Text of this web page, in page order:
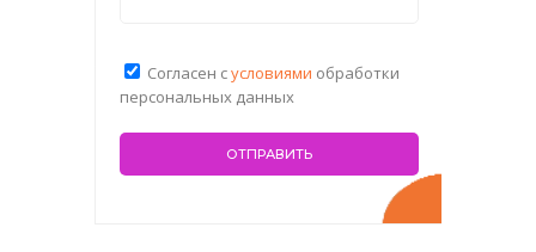
Согласен сусловиями обработки
персональных данных